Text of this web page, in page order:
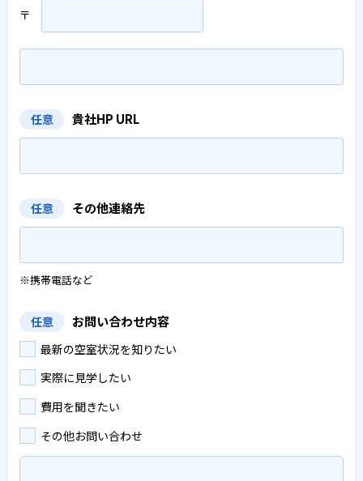
〒
任意 貴社HP URL
任意 その他連絡先
※携帯電話など
任意 お問い合わせ内容
最新の空室状況を知りたい
実際に見学したい
費用を聞きたい
その他お問い合わせ